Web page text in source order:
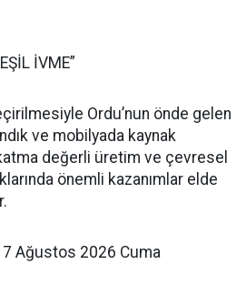
İVME”
Ordu’nun önde gelen
ve mobilyada kaynak
değerli üretim ve çevresel
önemli kazanımlar elde
Ağustos 2026 Cuma